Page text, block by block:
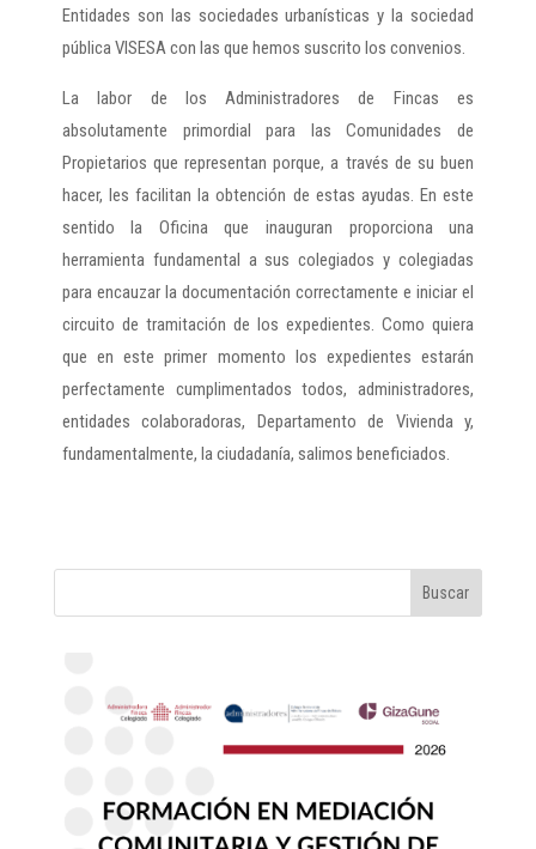
Entidades son las sociedades urbanísticas y la sociedad
pública VISESA con las que hemos suscrito los convenios.
La labor de los Administradores de Fincas es
absolutamente primordial para las Comunidades de
Propietarios que representan porque, a través de su buen
hacer, les facilitan la obtención de estas ayudas. En este
sentido la Oficina que inauguran proporciona una
herramienta fundamental a sus colegiados y colegiadas
para encauzar la documentación correctamente e iniciar el
circuito de tramitación de los expedientes. Como quiera
que en este primer momento los expedientes estarán
perfectamente cumplimentados todos, administradores,
entidades colaboradoras, Departamento de Vivienda y,
fundamentalmente, la ciudadanía, salimos beneficiados.